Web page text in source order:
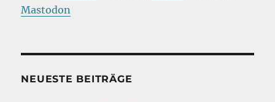
Mastodon
NEUESTE BEITRÄGE